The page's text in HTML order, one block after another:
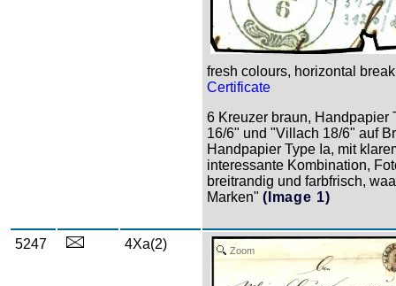
fresh colours, horizontal
Certificate
6 Kreuzer braun, Handpapier
16/6" und "Villach 18/6" auf
Handpapier Type Ia, mit
interessante Kombination,
breitrandig und farbfrisch,
Marken" (Image 1)
5247 4Xa(2) Zoom